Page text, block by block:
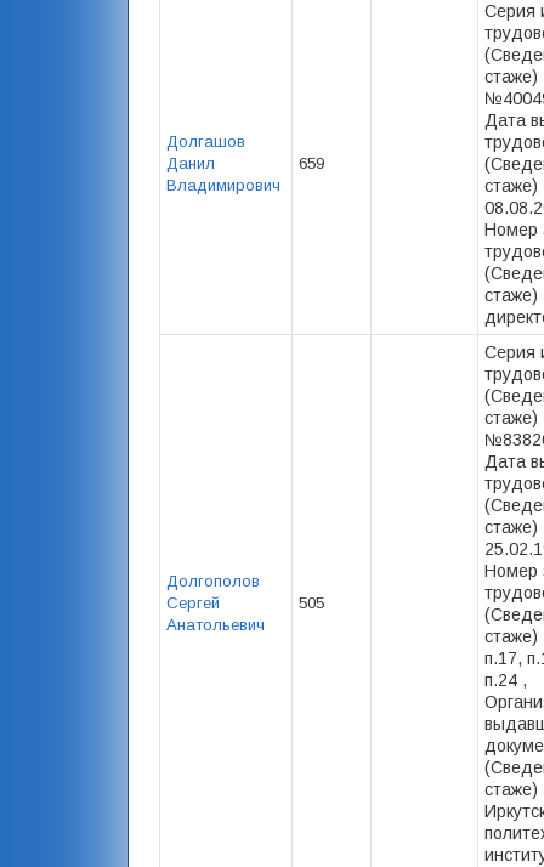
Долгашов
Данил
Владимирович
659
Серия
стаже)
Дата
стаже)
Номер
стаже)
Долгополов
Сергей
Анатольевич
505
Серия
стаже)
Дата
стаже)
Номер
стаже)
п.17,
п.24 ,
стаже)